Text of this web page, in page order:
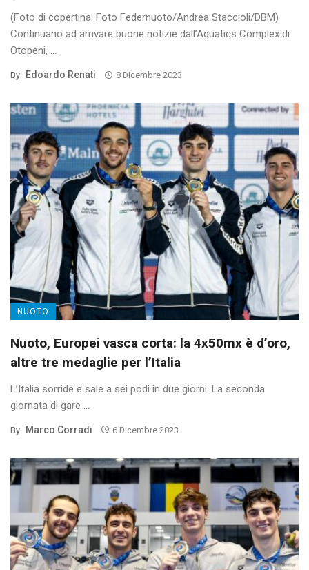
(Foto di copertina: Foto Federnuoto/Andrea Staccioli/DBM)
Continuano ad arrivare buone notizie dall’Aquatics Complex di
Otopeni, ...
By Edoardo Renati 8 Dicembre 2023
NUOTO
Nuoto, Europei vasca corta: la 4x50mx è d’oro,
altre tre medaglie per l’Italia
L’Italia sorride e sale a sei podi in due giorni. La seconda
giornata di gare ...
By Marco Corradi 6 Dicembre 2023